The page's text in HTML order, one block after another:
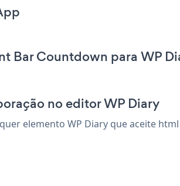
Bar Countdown para WP
no editor WP Diary
elemento WP Diary que aceite